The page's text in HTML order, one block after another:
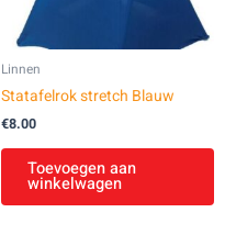
Linnen
Statafelrok stretch Blauw
€8.00
Toevoegen aan
winkelwagen